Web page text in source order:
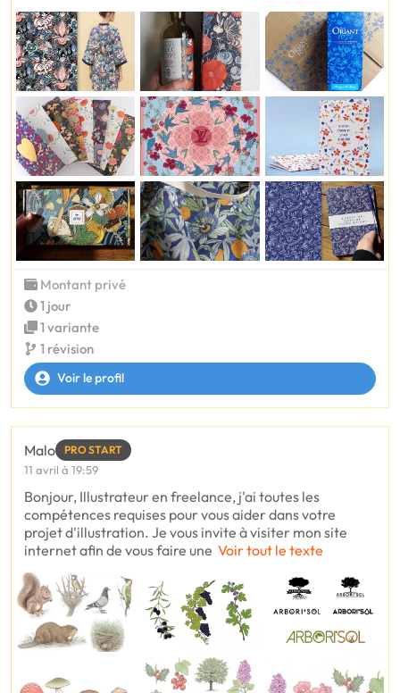
Montant privé
1 jour
1 variante
1 révision
Voir le profil
Malo PRO START
11 avril à 19:59
Bonjour, Illustrateur en freelance, j'ai toutes les
compétences requises pour vous aider dans votre
projet d'illustration. Je vous invite à visiter mon site
internet afin de vous faire une Voir tout le texte